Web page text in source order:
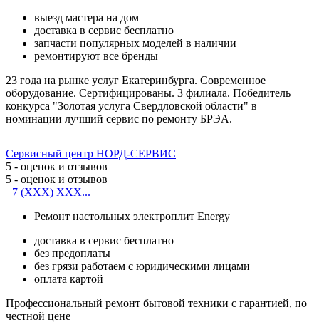
выезд мастера на дом
доставка в сервис бесплатно
запчасти популярных моделей в наличии
ремонтируют все бренды
23 года на рынке услуг Екатеринбурга. Современное
оборудование. Сертифицированы. 3 филиала. Победитель
конкурса "Золотая услуга Свердловской области" в
номинации лучший сервис по ремонту БРЭА.
Сервисный центр НОРД-СЕРВИС
5 - оценок и отзывов
5 - оценок и отзывов
+7 (XXX) XXX...
Ремонт настольных электроплит Energy
доставка в сервис бесплатно
без предоплаты
без грязи работаем с юридическими лицами
оплата картой
Профессиональный ремонт бытовой техники с гарантией, по
честной цене